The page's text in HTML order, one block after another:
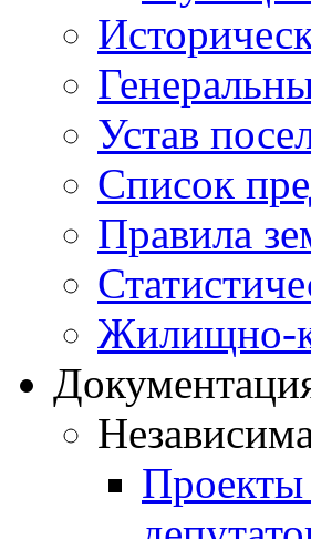
Устав
Список
Правила
Жилищно-